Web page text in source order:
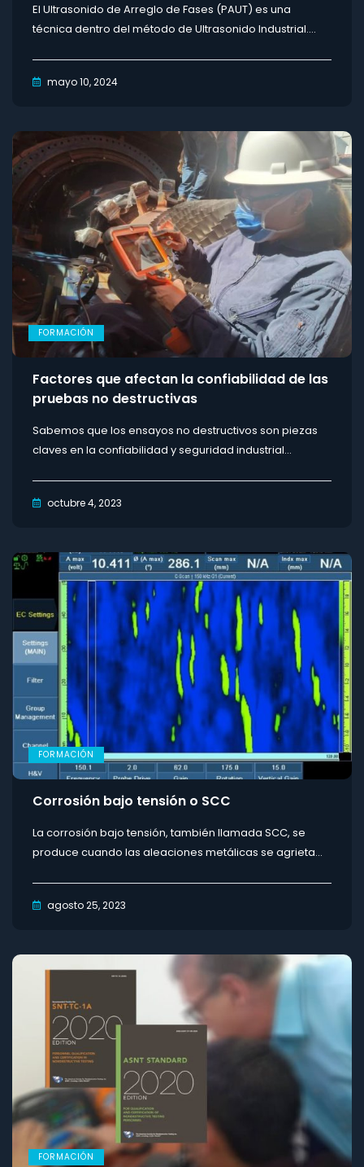
El Ultrasonido de Arreglo de Fases (PAUT) es una
técnica dentro del método de Ultrasonido Industrial....
mayo 10, 2024
FORMACIÓN
Factores que afectan la confiabilidad de las
pruebas no destructivas
Sabemos que los ensayos no destructivos son piezas
claves en la confiabilidad y seguridad industrial...
octubre 4, 2023
FORMACIÓN
Corrosión bajo tensión o SCC
La corrosión bajo tensión, también llamada SCC, se
produce cuando las aleaciones metálicas se agrieta...
agosto 25, 2023
FORMACIÓN